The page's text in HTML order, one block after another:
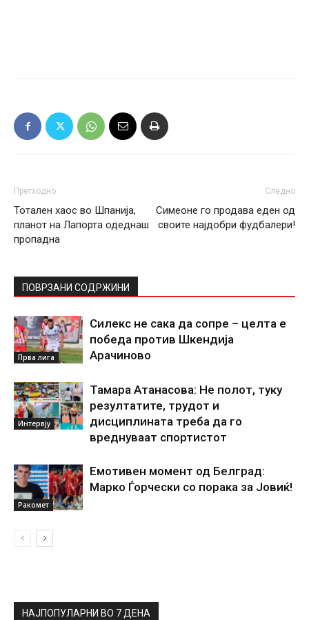
Претходно
Тотален хаос во Шпанија,
планот на Лапорта одеднаш
пропадна
Следно
Симеоне го продава еден од
своите најдобри фудбалери!
ПОВРЗАНИ СОДРЖИНИ
Прва лига
Силекс не сака да сопре – целта е
победа против Шкендија
Арачиново
Интервју
Тамара Атанасова: Не полот, туку
резултатите, трудот и
дисциплината треба да го
вреднуваат спортистот
Ракомет
Емотивен момент од Белград:
Марко Ѓорчески со порака за Јовиќ!
НАЈПОПУЛАРНИ ВО 7 ДЕНА